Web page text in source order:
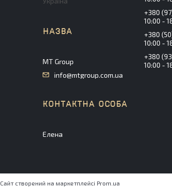
MT Group
info@mtgroup.com.ua
Елена
+380
10:00 -
+380
10:00 -
+380
10:00 -
Сайт створений на маркетплейсі Prom.ua